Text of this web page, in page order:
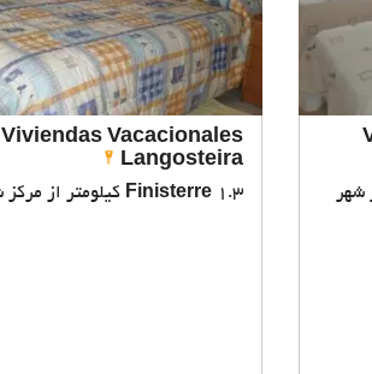
Viviendas Vacacionales
Langosteira
Finisterre 1.3 کیلومتر از مرکز شهر